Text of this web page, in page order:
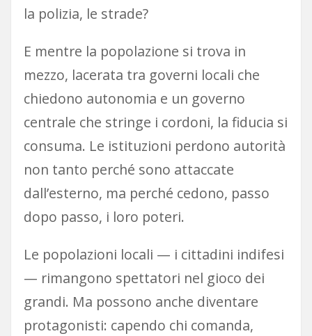
la polizia, le strade?
E mentre la popolazione si trova in
mezzo, lacerata tra governi locali che
chiedono autonomia e un governo
centrale che stringe i cordoni, la fiducia si
consuma. Le istituzioni perdono autorità
non tanto perché sono attaccate
dall’esterno, ma perché cedono, passo
dopo passo, i loro poteri.
Le popolazioni locali — i cittadini indifesi
— rimangono spettatori nel gioco dei
grandi. Ma possono anche diventare
protagonisti: capendo chi comanda,